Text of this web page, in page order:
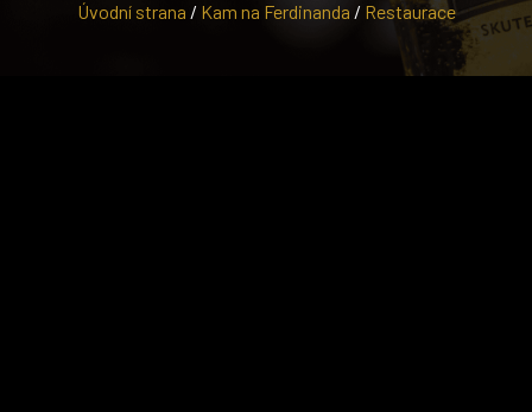
Úvodní strana / Kam na Ferdinanda / Restaurace